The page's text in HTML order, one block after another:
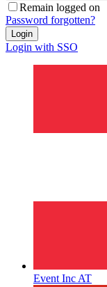
Remain logged on
Password forgotten?
Login
Login with SSO
Event Inc AT